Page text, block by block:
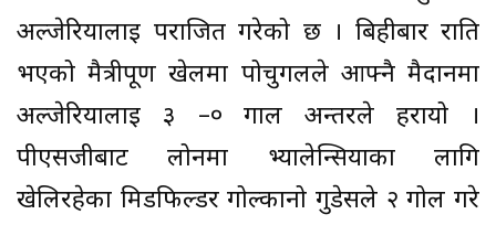
अल्जेरियालाई पराजित गरेको छ । बिहीबार राति
भएको मैत्रीपूर्ण खेलमा पोर्चुगलले आफ्नै मैदानमा
अल्जेरियालाई ३ –० गाल अन्तरले हरायो ।
पीएसजीबाट लोनमा भ्यालेन्सियाका लागि
खेलिरहेका मिडफिल्डर गोल्कानो गुडेसले २ गोल गरे